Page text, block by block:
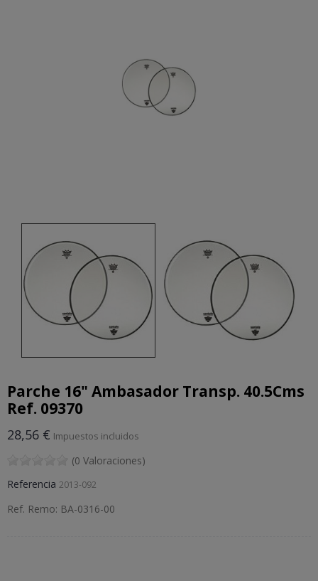
Parche 16" Ambasador Transp. 40.5Cms
Ref. 09370
28,56 € Impuestos incluidos
(0 Valoraciones)
Referencia 2013-092
Ref. Remo: BA-0316-00